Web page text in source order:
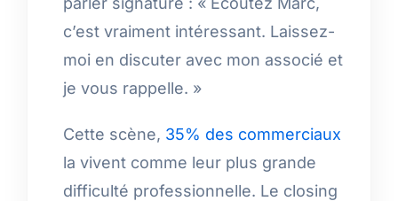
c’est vraiment intéressant. Laissez-
moi en discuter avec mon associé et
je vous rappelle. »
Cette scène, 35% des commerciaux
la vivent comme leur plus grande
difficulté professionnelle. Le closing